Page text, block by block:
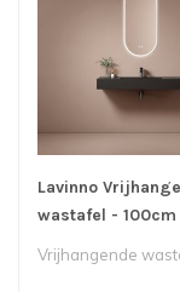
Lavinno
wastafel - 100cm
Vrijhangende